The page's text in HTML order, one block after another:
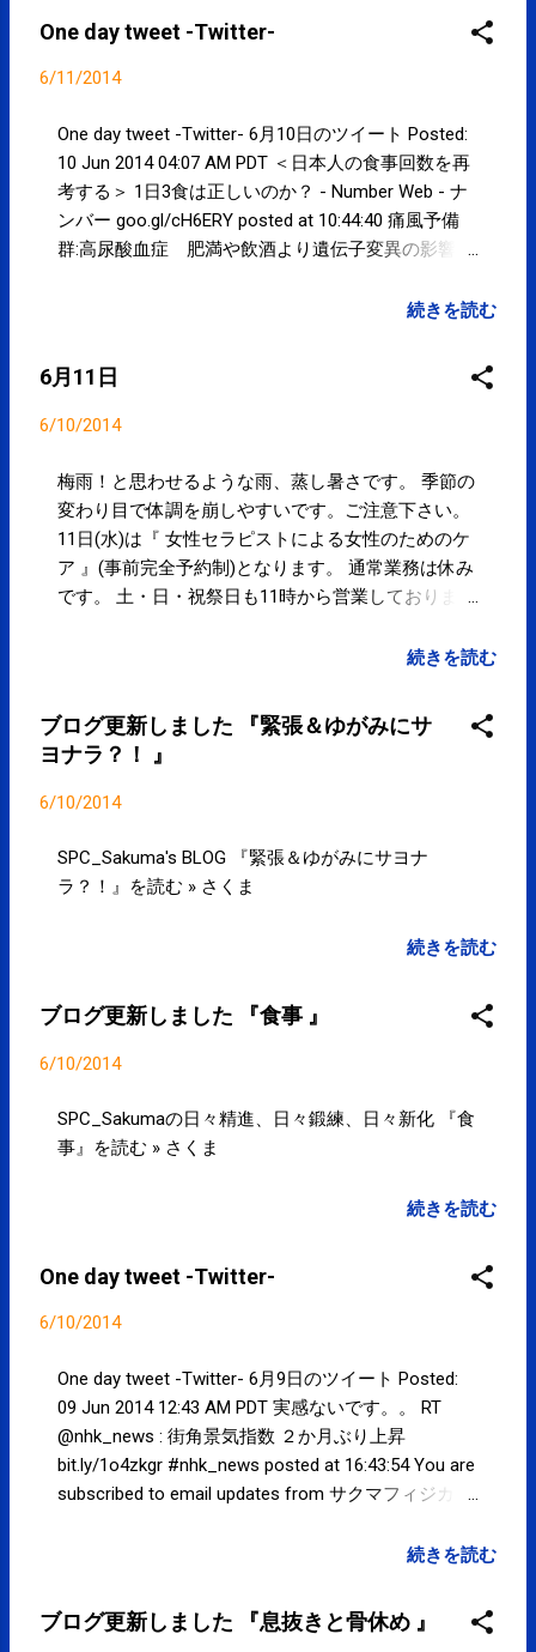
ざいました！！
One day tweet -Twitter-
6/11/2014
One day tweet -Twitter- 6月10日のツイート Posted:
10 Jun 2014 04:07 AM PDT ＜日本人の食事回数を再
考する＞ 1日3食は正しいのか？ - Number Web - ナ
ンバー goo.gl/cH6ERY posted at 10:44:40 痛風予備
群:高尿酸血症 肥満や飲酒より遺伝子変異の影響 -
ー:反応起こすたんぱく質特定 新薬開発に光 - 毎日
にサヨナラ？！ goo.gl/OaiXn6 posted at 15:48:51 明
日(11日)は『女性セラピストによる女性のためのケ
ア』(事前完全予約制)となります。通常業務は休み
区 posted at 20:07:17 You are subscribed to email
updates from サクマフィジカルコンディショニング
(@SPCstyle) - Twilog To stop receiving these emails,
you may unsubscribe now . Email delivery powered by
Google Google Inc., 20 West Kinzie, Chicago IL USA
続きを読む
6月11日
6/10/2014
梅雨！と思わせるような雨、蒸し暑さです。 季節の
変わり目で体調を崩しやすいです。ご注意下さい。
11日(水)は『 女性セラピストによる女性のためのケ
ア 』(事前完全予約制)となります。 通常業務は休み
です。 土・日・祝祭日も11時から営業しておりま
≫ 定期的・集中的な通院には こちら 。 SPCstyle-
続きを読む
ブログ更新しました 『緊張＆ゆがみにサ
ヨナラ？！ 』
6/10/2014
SPC_Sakuma's BLOG 『緊張＆ゆがみにサヨナ
ラ？！』を読む » さくま
続きを読む
ブログ更新しました 『食事 』
6/10/2014
SPC_Sakumaの日々精進、日々鍛練、日々新化 『食
事』を読む » さくま
続きを読む
One day tweet -Twitter-
6/10/2014
One day tweet -Twitter- 6月9日のツイート Posted:
09 Jun 2014 12:43 AM PDT 実感ないです。。 RT
@nhk_news : 街角景気指数 ２か月ぶり上昇
bit.ly/1o4zkgr #nhk_news posted at 16:43:54 You are
subscribed to email updates from サクマフィジカル
receiving these emails, you may unsubscribe now .
West Kinzie, Chicago IL USA 60610
続きを読む
ブログ更新しました 『息抜きと骨休め 』